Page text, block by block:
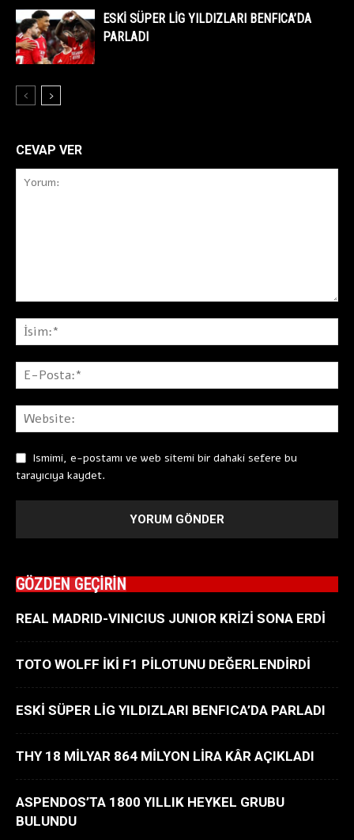
ESKİ SÜPER LİG YILDIZLARI BENFICA’DA
PARLADI
CEVAP VER
Ismimi, e-postamı ve web sitemi bir dahaki sefere bu
tarayıcıya kaydet.
GÖZDEN GEÇİRİN
REAL MADRID-VINICIUS JUNIOR KRİZİ SONA ERDİ
TOTO WOLFF İKİ F1 PİLOTUNU DEĞERLENDİRDİ
ESKİ SÜPER LİG YILDIZLARI BENFICA’DA PARLADI
THY 18 MİLYAR 864 MİLYON LİRA KÂR AÇIKLADI
ASPENDOS’TA 1800 YILLIK HEYKEL GRUBU
BULUNDU